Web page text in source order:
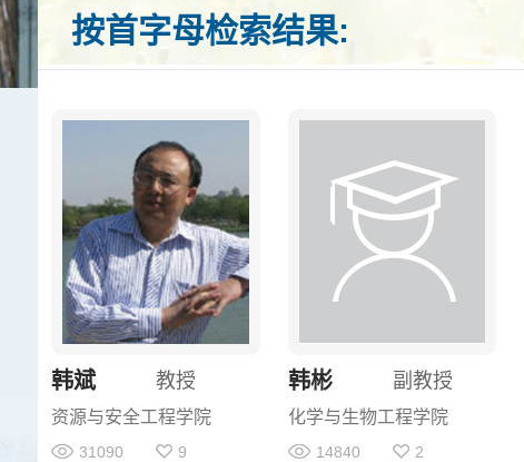
按首字母检索结果:
教授
韩斌
资源与安全工程学院
31090 9
副教授
韩彬
化学与生物工程学院
14840 2